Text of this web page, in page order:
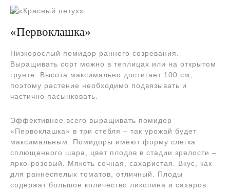
«Первоклашка»
Низкорослый помидор раннего созревания.
Выращивать сорт можно в теплицах или на открытом
грунте. Высота максимально достигает 100 см,
поэтому растение необходимо подвязывать и
частично пасынковать.
Эффективнее всего выращивать помидор
«Первоклашка» в три стебля – так урожай будет
максимальным. Помидоры имеют форму слегка
сплющенного шара, цвет плодов в стадии зрелости –
ярко-розовый. Мякоть сочная, сахаристая. Вкус, как
для раннеспелых томатов, отличный. Плоды
содержат большое количество ликопина и сахаров.